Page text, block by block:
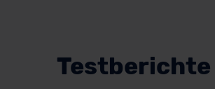
Testberichte